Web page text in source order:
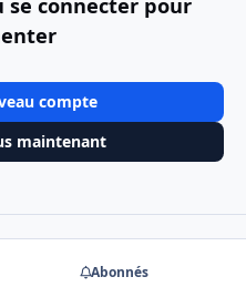
se connecter pour
compte
maintenant
Abonnés